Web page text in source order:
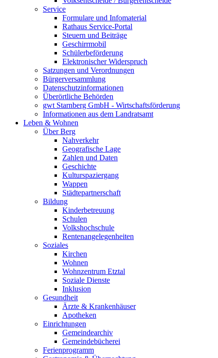
Service
Formulare und Infomaterial
Rathaus Service-Portal
Steuern und Beiträge
Geschirrmobil
Schülerbeförderung
Elektronischer Widerspruch
Satzungen und Verordnungen
Bürgerversammlung
Datenschutzinformationen
Überörtliche Behörden
gwt Starnberg GmbH - Wirtschaftsförderung
Informationen aus dem Landratsamt
Leben & Wohnen
Über Berg
Nahverkehr
Geografische Lage
Zahlen und Daten
Geschichte
Kulturspaziergang
Wappen
Städtepartnerschaft
Bildung
Kinderbetreuung
Schulen
Volkshochschule
Rentenangelegenheiten
Soziales
Kirchen
Wohnen
Wohnzentrum Etztal
Soziale Dienste
Inklusion
Gesundheit
Ärzte & Krankenhäuser
Apotheken
Einrichtungen
Gemeindearchiv
Gemeindebücherei
Ferienprogramm